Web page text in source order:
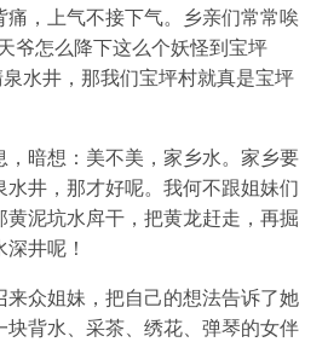
，上气不接下气。乡亲们常常唉
爷怎么降下这么个妖怪到宝坪
水井，那我们宝坪村就真是宝坪
，暗想：美不美，家乡水。家乡要
水井，那才好呢。我何不跟姐妹们
泥坑水戽干，把黄龙赶走，再掘
井呢！
来众姐妹，把自己的想法告诉了她
块背水、采茶、绣花、弹琴的女伴